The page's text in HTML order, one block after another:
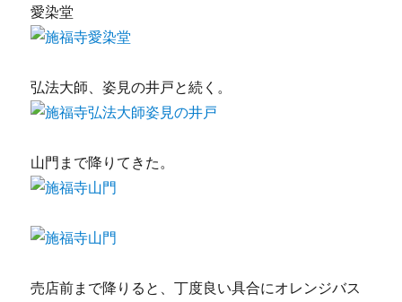
愛染堂
弘法大師、姿見の井戸と続く。
山門まで降りてきた。
売店前まで降りると、丁度良い具合にオレンジバス